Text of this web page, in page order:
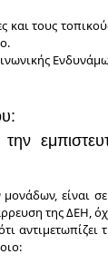
τους
είναι
της ΔΕΗ,